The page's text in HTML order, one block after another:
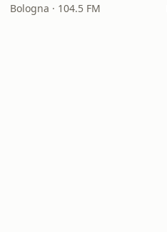
Bologna · 104.5 FM